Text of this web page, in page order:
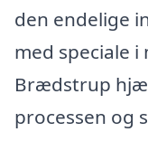
den endelige
med speciale
Brædstrup
processen og